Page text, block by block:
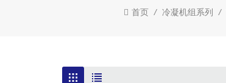
首页 / 冷凝机组系列 /